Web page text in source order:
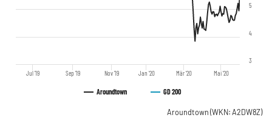
Aroundtown GD 200
Jul '19 Sep '19 Nov '19 Jan '20 Mär '20 Mai '20
3
4
5
Aroundtown (WKN: A2DW8Z)